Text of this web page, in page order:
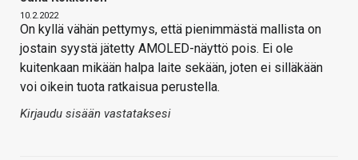
10.2.2022
On kyllä vähän pettymys, että pienimmästä mallista on
jostain syystä jätetty AMOLED-näyttö pois. Ei ole
kuitenkaan mikään halpa laite sekään, joten ei silläkään
voi oikein tuota ratkaisua perustella.
Kirjaudu sisään vastataksesi